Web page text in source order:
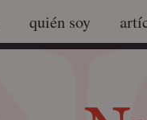
quién soy